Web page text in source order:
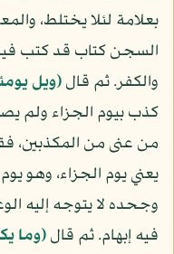
بعلامة لئلا يختلط،
السجن كتاب قد كتب
والكفر. ثم قال(ويل
كذب بيوم الجزاء ولم
من عنى من المكذبين،
يعني يوم الجزاء، وهو
وجحده لا يتوجه إليه
فيه إبهام. ثم قال(وما